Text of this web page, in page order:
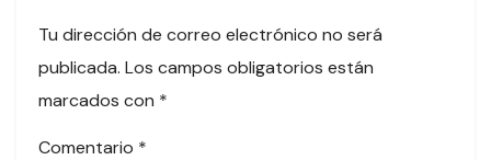
Tu dirección de correo electrónico no será
publicada. Los campos obligatorios están
marcados con *
Comentario *